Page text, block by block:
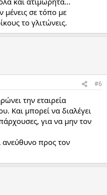
σε τόπο με
το γλιτώνεις.
#6
την εταιρεία
Και μπορεί να διαλέγει
για να μην τον
ανεύθυνο προς τον